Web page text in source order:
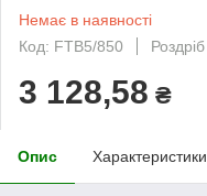
Немає в наявності
Код: FTB5/850
Роздріб
3 128,58 ₴
Опис Характеристики